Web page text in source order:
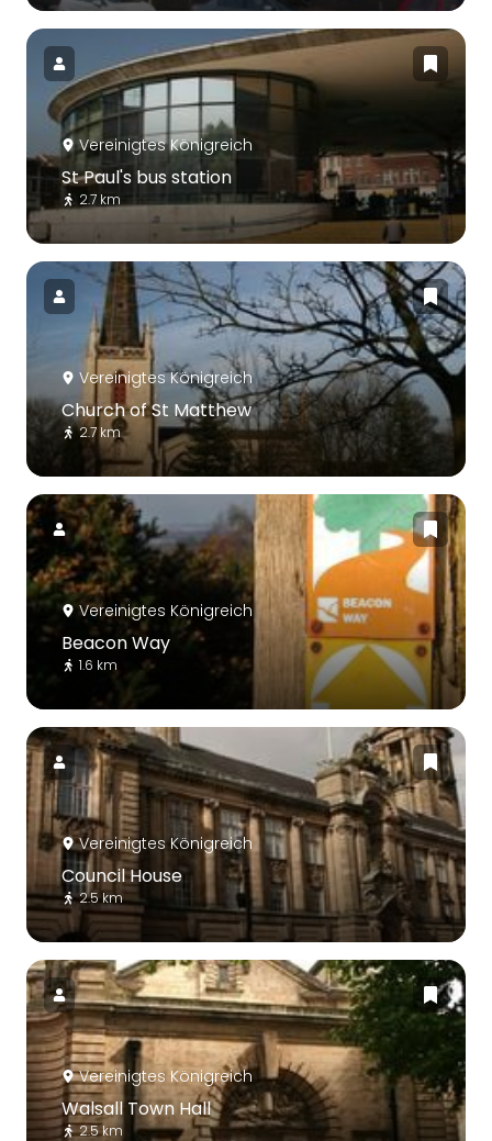
Vereinigtes Königreich
St Paul's bus station
2.7 km
Vereinigtes Königreich
Church of St Matthew
2.7 km
Vereinigtes Königreich
Beacon Way
1.6 km
Vereinigtes Königreich
Council House
2.5 km
Vereinigtes Königreich
Walsall Town Hall
2.5 km